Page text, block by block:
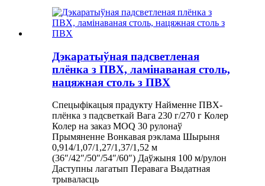
Дэкаратыўная падсветленая
плёнка з ПВХ, ламінаваная столь,
нацяжная столь з ПВХ
Спецыфікацыя прадукту Найменне ПВХ-
плёнка з падсветкай Вага 230 г/270 г Колер
Колер на заказ MOQ 30 рулонаў
Прымяненне Вонкавая рэклама Шырыня
0,914/1,07/1,27/1,37/1,52 м
(36″/42″/50″/54″/60″) Даўжыня 100 м/рулон
Даступны лагатып Перавага Выдатная
трываласць